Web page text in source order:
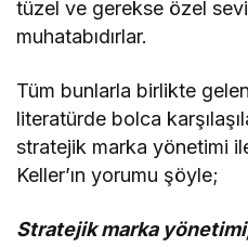
tüzel ve gerekse özel
muhatabıdırlar.
Tüm bunlarla birlikte
literatürde bolca
stratejik marka yönetimi
Keller’ın yorumu şöyle;
Stratejik marka